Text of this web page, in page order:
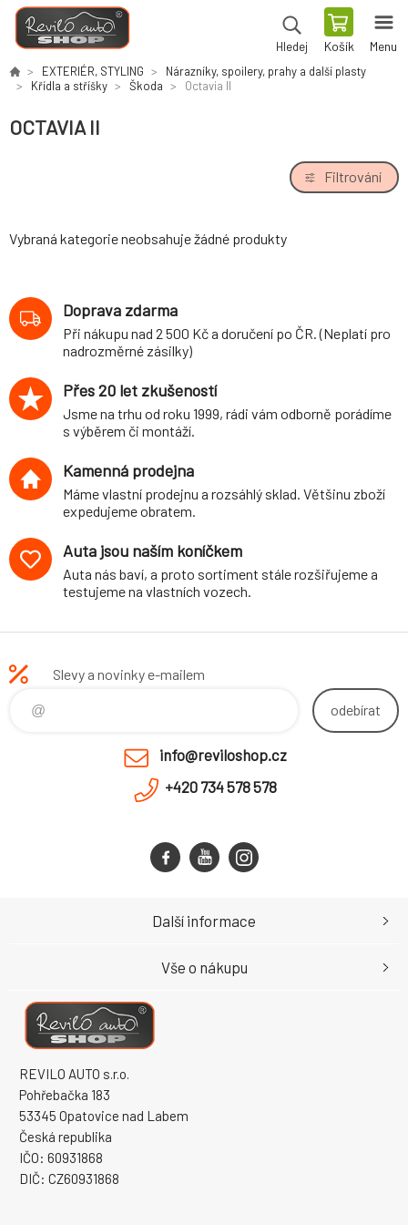
Hledej Košík Menu
EXTERIÉR, STYLING
Nárazníky, spoilery, prahy a další plasty
Křídla a stříšky
Škoda Octavia II
OCTAVIA II
Filtrování
Vybraná kategorie neobsahuje žádné produkty
Doprava zdarma
Při nákupu nad 2 500 Kč a doručení po ČR. (Neplatí pro
nadrozměrné zásilky)
Přes 20 let zkušeností
Jsme na trhu od roku 1999, rádi vám odborně porádíme
s výběrem či montáží.
Kamenná prodejna
Máme vlastní prodejnu a rozsáhlý sklad. Většinu zboží
expedujeme obratem.
Auta jsou naším koníčkem
Auta nás baví, a proto sortiment stále rozšiřujeme a
testujeme na vlastních vozech.
Slevy a novinky e-mailem
odebírat
info@reviloshop.cz
+420 734 578 578
REVILO AUTO s.r.o.
Pohřebačka 183
53345 Opatovice nad Labem
Česká republika
IČO: 60931868
DIČ: CZ60931868
Další informace
Vše o nákupu